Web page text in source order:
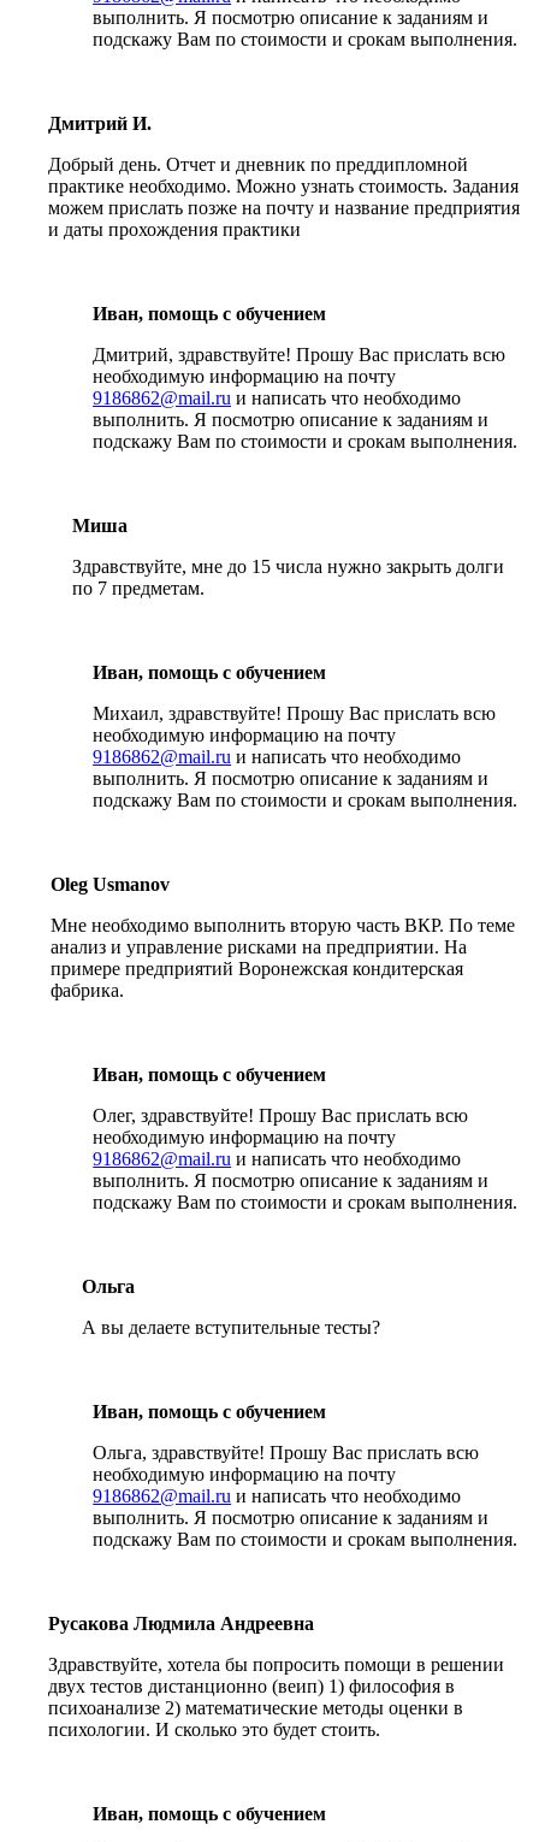
выполнить. Я посмотрю описание к заданиям и
подскажу Вам по стоимости и срокам выполнения.
Дмитрий И.
Добрый день. Отчет и дневник по преддипломной
практике необходимо. Можно узнать стоимость. Задания
можем прислать позже на почту и название предприятия
и даты прохождения практики
Иван, помощь с обучением
Дмитрий, здравствуйте! Прошу Вас прислать всю
необходимую информацию на почту
9186862@mail.ru и написать что необходимо
выполнить. Я посмотрю описание к заданиям и
подскажу Вам по стоимости и срокам выполнения.
Миша
Здравствуйте, мне до 15 числа нужно закрыть долги
по 7 предметам.
Иван, помощь с обучением
Михаил, здравствуйте! Прошу Вас прислать всю
необходимую информацию на почту
9186862@mail.ru и написать что необходимо
выполнить. Я посмотрю описание к заданиям и
подскажу Вам по стоимости и срокам выполнения.
Oleg Usmanov
Мне необходимо выполнить вторую часть ВКР. По теме
анализ и управление рисками на предприятии. На
примере предприятий Воронежская кондитерская
фабрика.
Иван, помощь с обучением
Олег, здравствуйте! Прошу Вас прислать всю
необходимую информацию на почту
9186862@mail.ru и написать что необходимо
выполнить. Я посмотрю описание к заданиям и
подскажу Вам по стоимости и срокам выполнения.
Ольга
А вы делаете вступительные тесты?
Иван, помощь с обучением
Ольга, здравствуйте! Прошу Вас прислать всю
необходимую информацию на почту
9186862@mail.ru и написать что необходимо
выполнить. Я посмотрю описание к заданиям и
подскажу Вам по стоимости и срокам выполнения.
Русакова Людмила Андреевна
Здравствуйте, хотела бы попросить помощи в решении
двух тестов дистанционно (веип) 1) философия в
психоанализе 2) математические методы оценки в
психологии. И сколько это будет стоить.
Иван, помощь с обучением